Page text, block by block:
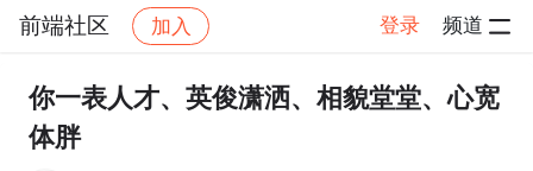
前端社区 加入 登录 频道
社区 前端社区 感慨 帖子详情
你一表人才、英俊潇洒、相貌堂堂、心宽
体胖